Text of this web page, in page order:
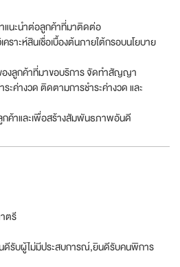
ำแนะนำต่อลูกค้าที่มาติดต่อ
าะห์สินเชื่อเบื้องต้นภายใต้กรอบนโยบาย
องลูกค้าที่มาขอบริการ จัดทำสัญญา
ะค่างวด ติดตามการชำระค่างวด และ
ค้าและเพื่อสร้างสัมพันธภาพอันดี
ตรี
ดีรับผู้ไม่มีประสบการณ์,ยินดีรับคนพิการ